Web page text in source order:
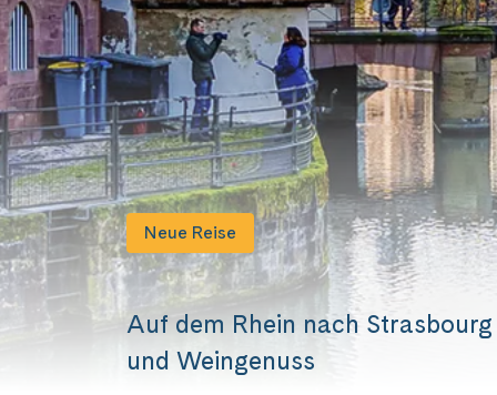
Neue Reise
Auf dem Rhein nach
und Weingenuss